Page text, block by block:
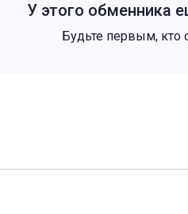
У этого обменника
Будьте первым, кто